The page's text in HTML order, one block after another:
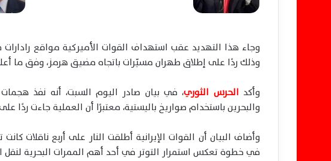
وجاء هذا التهديد عقب استهداف القوات الأميركية مواقع
وذلك ردًا على إطلاق طهران مسيّرات باتجاه مضيق هرمز، وفق ما
وأكد الحرس الثوري، في بيان صادر اليوم السبت، أنه نفذ
والبحرين باستخدام صواريخ باليستية، معتبرًا أن العملية جاءت ردًا
وأضاف البيان أن القوات الإيرانية أطلقت النار على أربع ناقلات
في خطوة تعكس استمرار التوتر في أحد أهم الممرات البحرية لنقل